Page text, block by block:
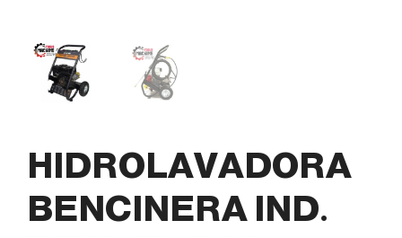
HIDROLAVADORA
BENCINERA IND.